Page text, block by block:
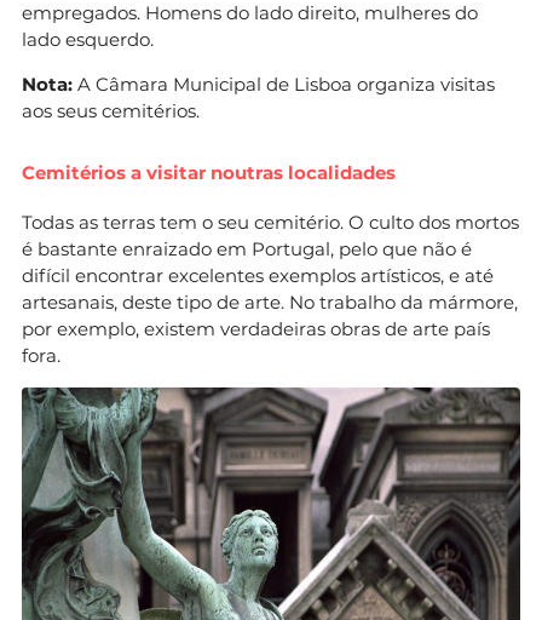
empregados. Homens do lado direito, mulheres do
lado esquerdo.
Nota: A Câmara Municipal de Lisboa organiza visitas
aos seus cemitérios.
Cemitérios a visitar noutras localidades
Todas as terras tem o seu cemitério. O culto dos mortos
é bastante enraizado em Portugal, pelo que não é
difícil encontrar excelentes exemplos artísticos, e até
artesanais, deste tipo de arte. No trabalho da mármore,
por exemplo, existem verdadeiras obras de arte país
fora.